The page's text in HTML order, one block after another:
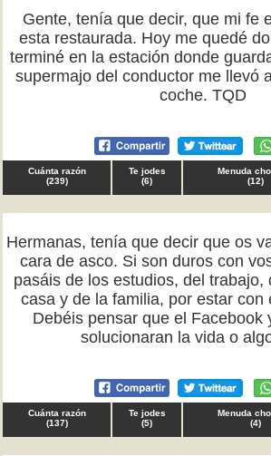
Gente, tenía que decir, que mi fe
esta restaurada. Hoy me quedé
terminé en la estación donde
supermajo del conductor me llevó
coche. TQD
Cuánta razón
(239)
Te jodes
(6)
Menuda
(12)
Hermanas, tenía que decir que os
cara de asco. Si son duros con
pasáis de los estudios, del trabajo,
casa y de la familia, por estar con
Debéis pensar que el Facebook
solucionaran la vida o
Cuánta razón
(137)
Te jodes
(5)
Menuda
(4)